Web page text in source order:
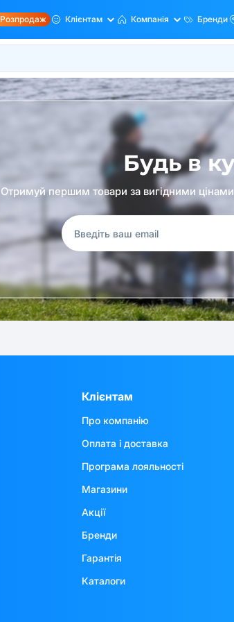
Розпродаж Клієнтам Компанія Бренди
Будь в
Отримуй першим товари за вигідними
Клієнтам
Про компанію
Оплата і доставка
Програма лояльності
Магазини
Акції
Бренди
Гарантія
Каталоги